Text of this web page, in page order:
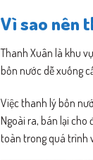
Vì sao nên
Thanh Xuân là khu
bồn nước dễ xuống
Việc thanh lý bồn
Ngoài ra, bán lại
toàn trong quá trình